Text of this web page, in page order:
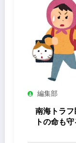
編集部
南海トラフ
トの命も